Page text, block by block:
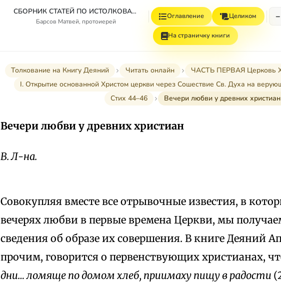
СБОРНИК СТАТЕЙ ПО ИСТОЛКОВАТЕЛЬНОМУ И НАЗИДАТЕЛЬНОМУ ЧТЕНИЮ ДЕЯНИЙ СВЯТЫХ АПОСТОЛОВ
Барсов Матвей, протоиерей
Оглавление Целиком −
На страничку книги
Толкование на Книгу Деяний Читать онлайн
ЧАСТЬ ПЕРВАЯ Церковь
I. Открытие основанной Христом церкви через Сошествие Св. Духа на
Стих 44–46
Вечери любви у древних христиан
Вечери любви у древних христиан
В. Л-на.
Совокупляя вместе все отрывочные известия, в
вечерях любви в первые времена Церкви, мы
сведения об образе их совершения. В книге Деяний
прочим, говорится о первенствующих христианах,
дни… ломяще по домом хлеб, приимаху пищу в радости